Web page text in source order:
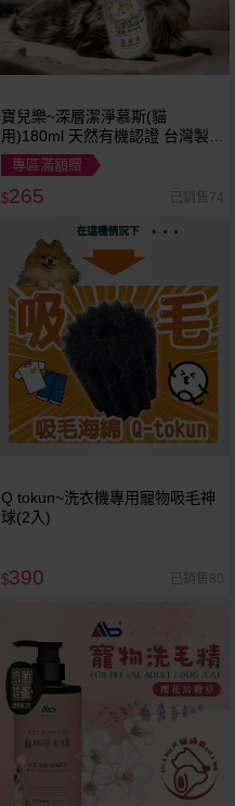
寶兒樂~深層潔淨慕斯(貓
用)180ml 天然有機認證 台灣製造
免沖水
專區滿額贈
$265 已銷售74
Q tokun~洗衣機專用寵物吸毛神
球(2入)
$390 已銷售80